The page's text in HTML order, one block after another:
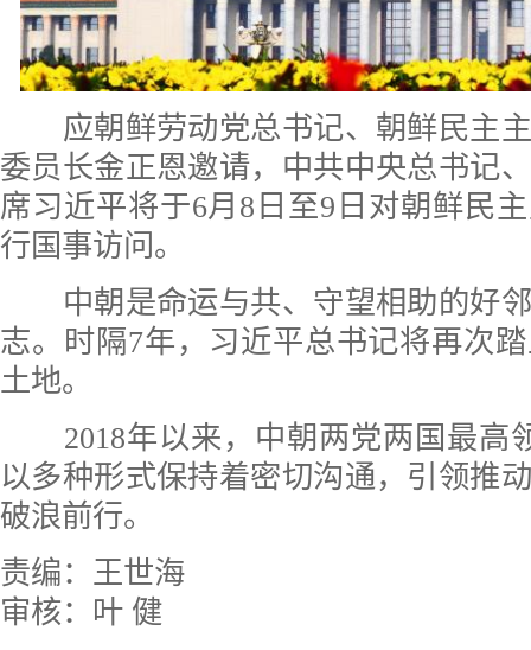
应朝鲜劳动党总书记、朝鲜民主主
委员长金正恩邀请，中共中央总书记
席习近平将于6月8日至9日对朝鲜民
行国事访问。
中朝是命运与共、守望相助的好邻
志。时隔7年，习近平总书记将再次
土地。
2018年以来，中朝两党两国最高
以多种形式保持着密切沟通，引领推
破浪前行。
责编：王世海
审核：叶 健